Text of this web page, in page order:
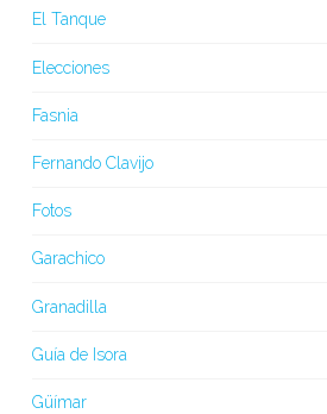
El Tanque
Elecciones
Fasnia
Fernando Clavijo
Fotos
Garachico
Granadilla
Guía de Isora
Güímar